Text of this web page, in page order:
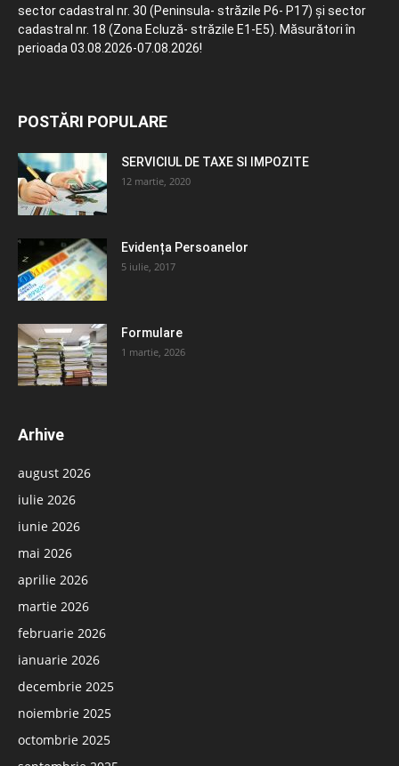
sector cadastral nr. 30 (Peninsula- străzile P6- P17) și sector
cadastral nr. 18 (Zona Ecluză- străzile E1-E5). Măsurători în
perioada 03.08.2026-07.08.2026!
POSTĂRI POPULARE
SERVICIUL DE TAXE SI IMPOZITE
12 martie, 2020
Evidența Persoanelor
5 iulie, 2017
Formulare
1 martie, 2026
Arhive
august 2026
iulie 2026
iunie 2026
mai 2026
aprilie 2026
martie 2026
februarie 2026
ianuarie 2026
decembrie 2025
noiembrie 2025
octombrie 2025